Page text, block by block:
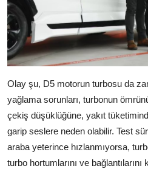
Olay şu, D5 motorun turbosu da
yağlama sorunları, turbonun
çekiş düşüklüğüne, yakıt
garip seslere neden olabilir. Test
araba yeterince hızlanmıyorsa,
turbo hortumlarını ve